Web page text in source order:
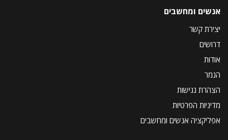
אנשים ומחשבים
יצירת קשר
דרושים
אודות
הנמר
הצהרת נגישות
מדיניות הפרטיות
אפליקציה אנשים ומחשבים